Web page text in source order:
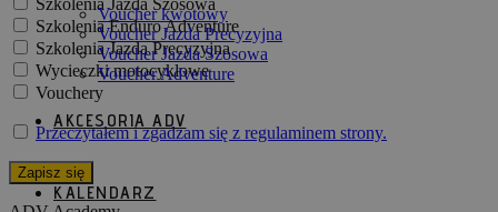
Voucher kwotowy
Voucher Jazda Precyzyjna
Voucher Jazda Szosowa
Voucher Adventure
AKCESORIA ADV
KALENDARZ
Szkolenia Jazda Szosowa
Szkolenia Enduro Adventure
Szkolenia Jazda Precyzyjna
Wycieczki motocyklowe
Vouchery
Przeczytałem i zgadzam się z regulaminem strony.